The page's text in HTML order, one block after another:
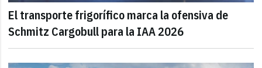
El transporte frigorífico marca la ofensiva de
Schmitz Cargobull para la IAA 2026